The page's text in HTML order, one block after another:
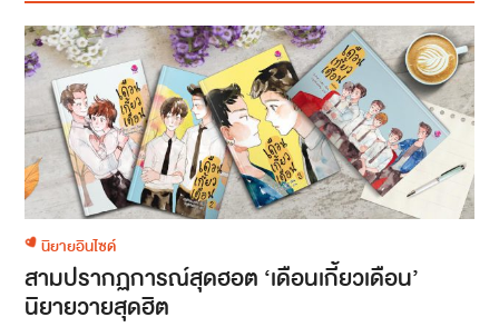
นิยายอินไซด์
สามปรากฏการณ์สุดฮอต ‘เดือนเกี้ยวเดือน’
นิยายวายสุดฮิต